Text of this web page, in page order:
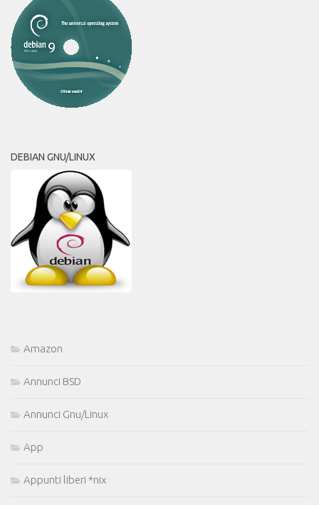
DEBIAN GNU/LINUX
Amazon
Annunci BSD
Annunci Gnu/Linux
App
Appunti liberi *nix